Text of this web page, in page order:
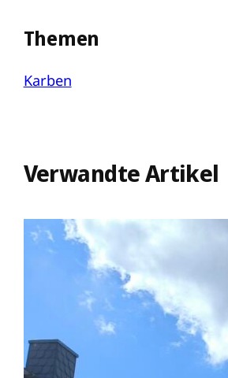
Themen
Karben
Verwandte Artikel